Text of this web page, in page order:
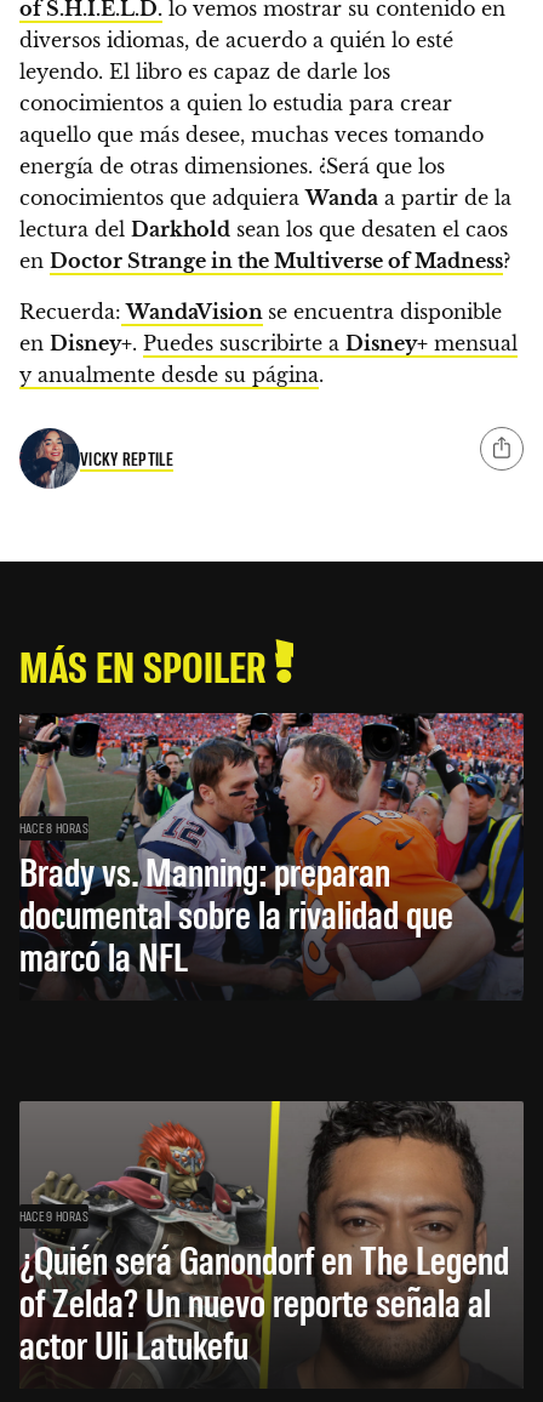
of S.H.I.E.L.D. lo vemos mostrar su contenido en
diversos idiomas, de acuerdo a quién lo esté
leyendo. El libro es capaz de darle los
conocimientos a quien lo estudia para crear
aquello que más desee, muchas veces tomando
energía de otras dimensiones. ¿Será que los
conocimientos que adquieraWanda a partir de la
lectura del Darkhold sean los que desaten el caos
en Doctor Strange in the Multiverse of Madness?
Recuerda: WandaVision se encuentra disponible
en Disney+. Puedes suscribirte a Disney+ mensual
y anualmente desde su página.
VICKY REPTILE
MÁS EN SPOILER
HACE 8 HORAS
Brady vs. Manning: preparan
documental sobre la rivalidad que
marcó la NFL
HACE 9 HORAS
¿Quién será Ganondorf en The Legend
of Zelda? Un nuevo reporte señala al
actor Uli Latukefu